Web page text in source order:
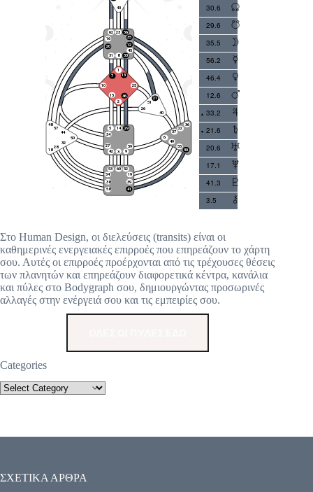
30.6
29.6
35.5
56.2
46.4
12.6
33.2
21.6
20.6
17.1
41.3
3.5
Στο Human Design, οι διελεύσεις (transits) είναι οι
καθημερινές ενεργειακές επιρροές που επηρεάζουν το χάρτη
σου. Αυτές οι επιρροές προέρχονται από τις τρέχουσες θέσεις
των πλανητών και επηρεάζουν διαφορετικά κέντρα, κανάλια
και πύλες στο Bodygraph σου, δημιουργώντας προσωρινές
αλλαγές στην ενέργειά σου και τις εμπειρίες σου.
Categories
ΣΧΕΤΙΚΑ ΑΡΘΡΑ